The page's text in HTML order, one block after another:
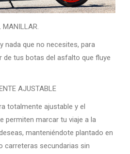
MANILLAR.
nada que no necesites, para
de tus botas del asfalto que fluye
AJUSTABLE
totalmente ajustable y el
permiten marcar tu viaje a la
manteniéndote plantado en
carreteras secundarias sin